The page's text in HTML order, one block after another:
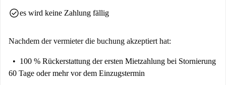
check_circlees wird keine Zahlung fällig
Nachdem der vermieter die buchung akzeptiert hat:
100 % Rückerstattung der ersten Mietzahlung bei Stornierung
60 Tage oder mehr vor dem Einzugstermin